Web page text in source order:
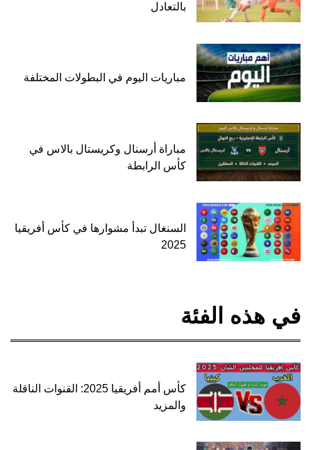
بالتعادل
مباريات اليوم في البطولات المختلفة
مباراة أرسنال وكريستال بالاس في
كأس الرابطة
السنغال تبدأ مشوارها في كأس أفريقيا
2025
في هذه الفئة
كأس أمم أفريقيا 2025: القنوات الناقلة
والمزيد